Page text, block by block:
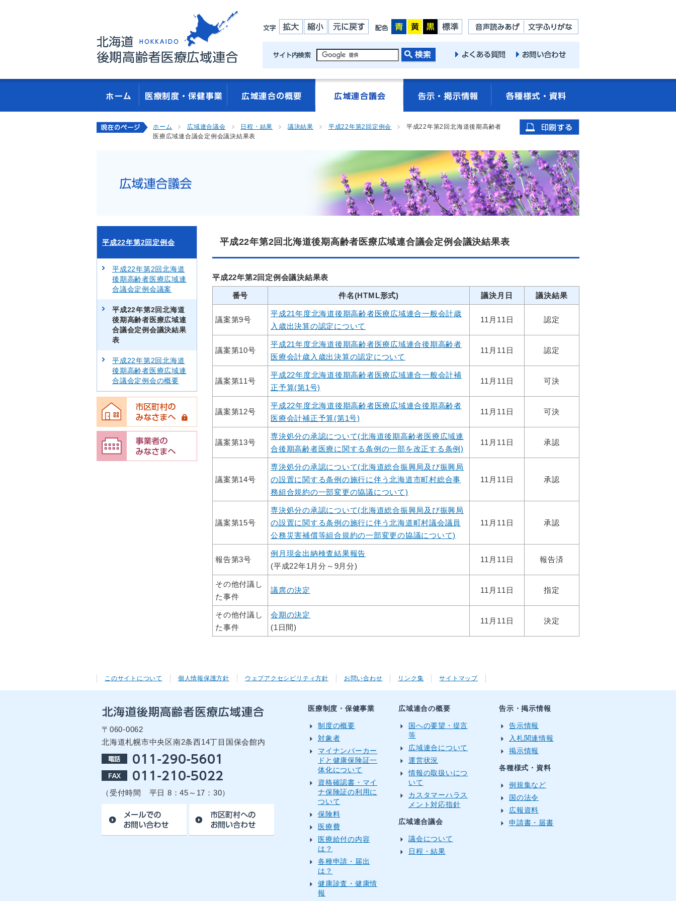
ホーム 広域連合議会 日程・結果 議決結果 平成22年第2回定例会
平成22年第2回北海道後期高齢者
医療広域連合議会定例会議決結果表
平成22年第2回北海道後期高齢者医療広域連合議会定例会議決結果表
平成22年第2回定例会議決結果表
番号 件名(HTML形式) 議決月日 議決結果
議案第9号
平成21年度北海道後期高齢者医療広域連合一般会計歳
入歳出決算の認定について
11月11日 認定
議案第10号
平成21年度北海道後期高齢者医療広域連合後期高齢者
医療会計歳入歳出決算の認定について
11月11日 認定
議案第11号
平成22年度北海道後期高齢者医療広域連合一般会計補
正予算(第1号)
11月11日 可決
議案第12号
平成22年度北海道後期高齢者医療広域連合後期高齢者
医療会計補正予算(第1号)
11月11日 可決
議案第13号
専決処分の承認について(北海道後期高齢者医療広域連
合後期高齢者医療に関する条例の一部を改正する条例)
11月11日 承認
議案第14号
専決処分の承認について(北海道総合振興局及び振興局
の設置に関する条例の施行に伴う北海道市町村総合事
務組合規約の一部変更の協議について)
11月11日 承認
議案第15号
専決処分の承認について(北海道総合振興局及び振興局
の設置に関する条例の施行に伴う北海道町村議会議員
公務災害補償等組合規約の一部変更の協議について)
11月11日 承認
報告第3号
例月現金出納検査結果報告
(平成22年1月分～9月分)
11月11日 報告済
その他付議し
た事件
議席の決定 11月11日 指定
その他付議し
た事件
会期の決定
(1日間)
11月11日 決定
平成22年第2回定例会
平成22年第2回北海道
後期高齢者医療広域連
合議会定例会議案
平成22年第2回北海道
後期高齢者医療広域連
合議会定例会議決結果
表
平成22年第2回北海道
後期高齢者医療広域連
合議会定例会の概要
このサイトについて 個人情報保護方針 ウェブアクセシビリティ方針 お問い合わせ リンク集 サイトマップ
〒060-0062
北海道札幌市中央区南2条西14丁目国保会館内
（受付時間 平日 8：45～17：30）
医療制度・保健事業
制度の概要
対象者
マイナンバーカー
ドと健康保険証一
体化について
資格確認書・マイ
ナ保険証の利用に
ついて
保険料
医療費
医療給付の内容
は？
各種申請・届出
は？
健康診査・健康情
報
広域連合の概要
国への要望・提言
等
広域連合について
運営状況
情報の取扱いにつ
いて
カスタマーハラス
メント対応指針
広域連合議会
議会について
日程・結果
告示・掲示情報
告示情報
入札関連情報
掲示情報
各種様式・資料
例規集など
国の法令
広報資料
申請書・届書